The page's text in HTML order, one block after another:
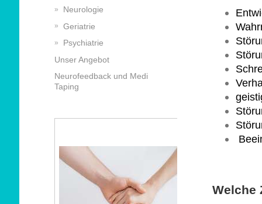
Welche
Neurologie
Geriatrie
Psychiatrie
Unser Angebot
Neurofeedback und Medi
Taping